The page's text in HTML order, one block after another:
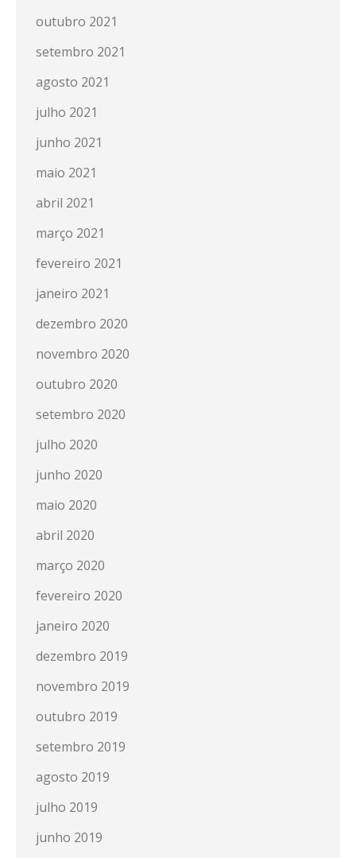
outubro 2021
setembro 2021
agosto 2021
julho 2021
junho 2021
maio 2021
abril 2021
março 2021
fevereiro 2021
janeiro 2021
dezembro 2020
novembro 2020
outubro 2020
setembro 2020
julho 2020
junho 2020
maio 2020
abril 2020
março 2020
fevereiro 2020
janeiro 2020
dezembro 2019
novembro 2019
outubro 2019
setembro 2019
agosto 2019
julho 2019
junho 2019